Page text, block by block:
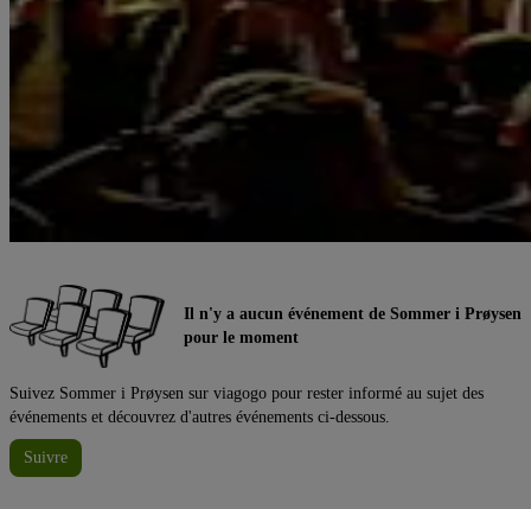
Il n'y a aucun événement de Sommer i Prøysen
pour le moment
Suivez Sommer i Prøysen sur viagogo pour rester informé au sujet des
événements et découvrez d'autres événements ci-dessous.
Suivre